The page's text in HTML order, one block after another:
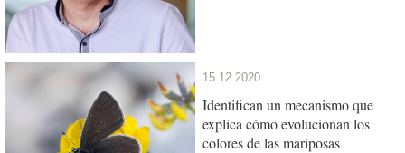
15.12.2020
Identifican un mecanismo que
explica cómo evolucionan los
colores de las mariposas